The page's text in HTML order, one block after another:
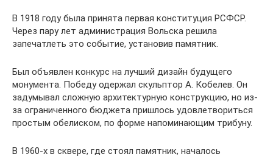
В 1918 году была принята первая конституция РСФСР.
Через пару лет администрация Вольска решила
запечатлеть это событие, установив памятник.
Был объявлен конкурс на лучший дизайн будущего
монумента. Победу одержал скульптор А. Кобелев. Он
задумывал сложную архитектурную конструкцию, но из-
за ограниченного бюджета пришлось удовлетвориться
простым обелиском, по форме напоминающим трибуну.
В 1960-х в сквере, где стоял памятник, началось